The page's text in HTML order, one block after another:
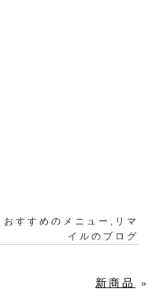
おすすめのメニュー, リマ
イルのブログ
新商品 »